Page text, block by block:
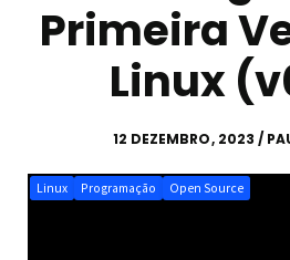
Primeira
Linux
12 DEZEMBRO, 2023 /
Linux Programação Open Source